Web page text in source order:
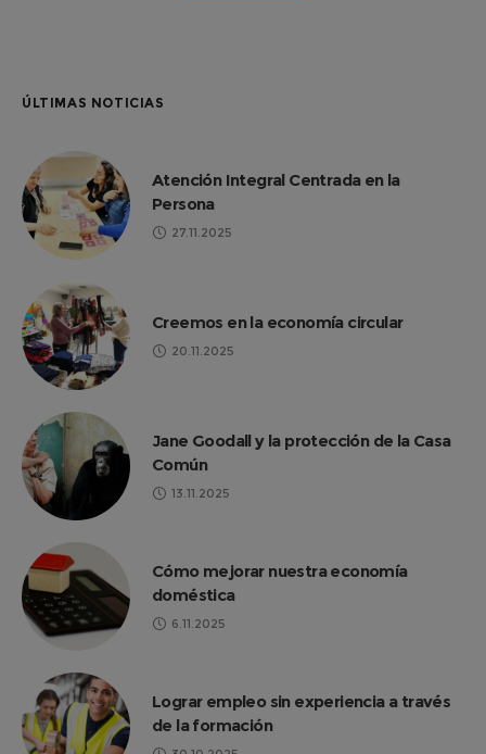
ÚLTIMAS NOTICIAS
Atención Integral Centrada en la
Persona
27.11.2025
Creemos en la economía circular
20.11.2025
Jane Goodall y la protección de la Casa
Común
13.11.2025
Cómo mejorar nuestra economía
doméstica
6.11.2025
Lograr empleo sin experiencia a través
de la formación